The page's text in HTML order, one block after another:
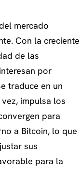
mercado
Con la creciente
de las
por
traduce en un
impulsa los
para
a Bitcoin, lo que
sus
para la